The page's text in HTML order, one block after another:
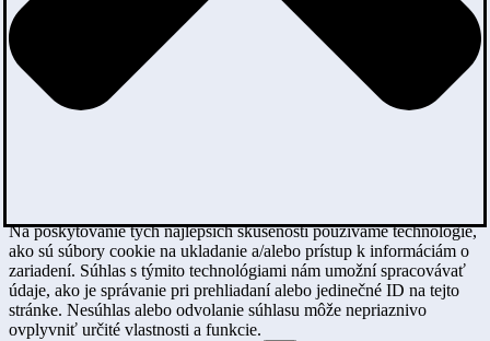
Na poskytovanie tých najlepších skúseností používame technológie,
ako sú súbory cookie na ukladanie a/alebo prístup k informáciám o
zariadení. Súhlas s týmito technológiami nám umožní spracovávať
údaje, ako je správanie pri prehliadaní alebo jedinečné ID na tejto
stránke. Nesúhlas alebo odvolanie súhlasu môže nepriaznivo
ovplyvniť určité vlastnosti a funkcie.